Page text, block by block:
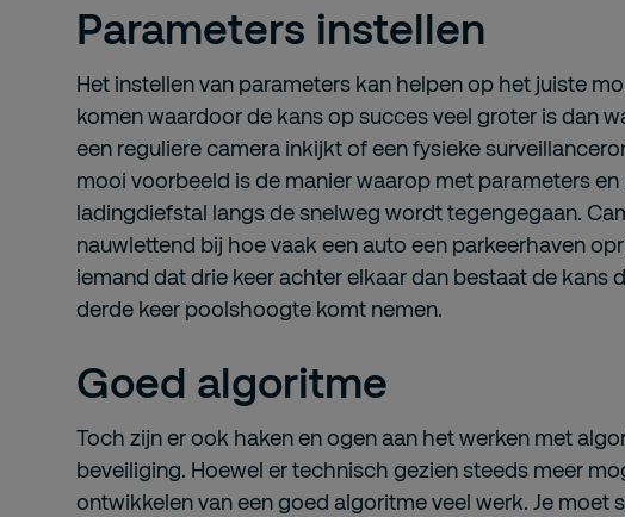
Parameters instellen
Het instellen van parameters kan helpen op het juiste
komen waardoor de kans op succes veel groter is dan
een reguliere camera inkijkt of een fysieke
mooi voorbeeld is de manier waarop met parameters
ladingdiefstal langs de snelweg wordt tegengegaan.
nauwlettend bij hoe vaak een auto een parkeerhaven
iemand dat drie keer achter elkaar dan bestaat de kans
derde keer poolshoogte komt nemen.
Goed algoritme
Toch zijn er ook haken en ogen aan het werken met
beveiliging. Hoewel er technisch gezien steeds meer
ontwikkelen van een goed algoritme veel werk. Je moet